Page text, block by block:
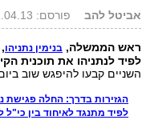
אביטל להב פורסם: 11.04.13, 15:12
ראש הממשלה, בנימין נתניהו
לפיד לנתניהו את תוכנית
השניים קבעו להיפגש שוב
הגזירות בדרך: החלה פגישת
לפיד מתנגד לאיחוד בין